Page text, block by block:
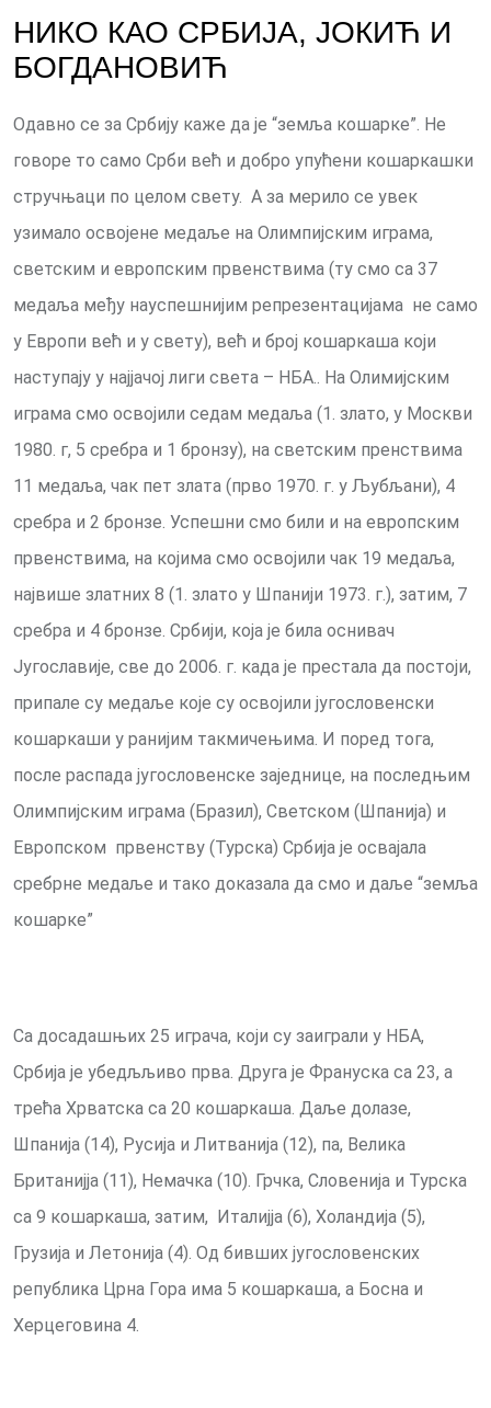
НИКО КАО СРБИЈА, ЈОКИЋ И
БОГДАНОВИЋ
Одавно се за Србију каже да је “земља кошарке”. Не
говоре то само Срби већ и добро упућени кошаркашки
стручњаци по целом свету. А за мерило се увек
узимало освојене медаље на Олимпијским играма,
светским и европским првенствима (ту смо са 37
медаља међу науспешнијим репрезентацијама не само
у Европи већ и у свету), већ и број кошаркаша који
наступају у најјачој лиги света – НБА.. На Олимијским
играма смо освојили седам медаља (1. злато, у Москви
1980. г, 5 сребра и 1 бронзу), на светским пренствима
11 медаља, чак пет злата (прво 1970. г. у Љубљани), 4
сребра и 2 бронзе. Успешни смо били и на европским
првенствима, на којима смо освојили чак 19 медаља,
највише златних 8 (1. злато у Шпанији 1973. г.), затим, 7
сребра и 4 бронзе. Србији, која је била оснивач
Југославије, све до 2006. г. када је престала да постоји,
припале су медаље које су освојили југословенски
кошаркаши у ранијим такмичењима. И поред тога,
после распада југословенске заједнице, на последњим
Олимпијским играма (Бразил), Светском (Шпанија) и
Европском првенству (Турска) Србија је освајала
сребрне медаље и тако доказала да смо и даље “земља
кошарке”
Са досадашњих 25 играча, који су заиграли у НБА,
Србија је убедљљиво прва. Друга је Франуска са 23, а
трећа Хрватска са 20 кошаркаша. Даље долазе,
Шпанија (14), Русија и Литванија (12), па, Велика
Британијја (11), Немачка (10). Грчка, Словенија и Турска
са 9 кошаркаша, затим, Италијја (6), Холандија (5),
Грузија и Летонија (4). Од бивших југословенских
република Црна Гора има 5 кошаркаша, а Босна и
Херцеговина 4.